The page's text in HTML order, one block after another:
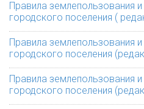
Правила землепользования
городского поселения (
Правила землепользования
городского поселения
Правила землепользования
городского поселения